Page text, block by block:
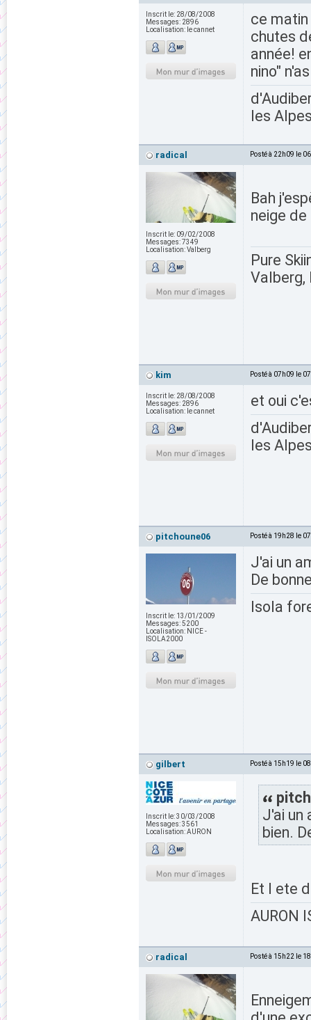
Inscrit le: 28/08/2008
Messages: 2896
Localisation: le cannet
ce
chutes
année!
nino"
les
radical Posté à 22h09 le
Inscrit le: 09/02/2008
Messages:7349
Localisation:Valberg
Bah
neige
Pure
Valberg,
kim Posté à 07h09 le
Inscrit le: 28/08/2008
Messages: 2896
Localisation: le cannet
et oui
les
pitchoune06 Posté à 19h28 le
Inscrit le: 13/01/2009
Messages:5200
Localisation: NICE -
ISOLA2000
J'ai un
De
Isola
gilbert Posté à 15h19 le
Inscrit le:30/03/2008
Messages:3561
Localisation:AURON
J'ai un
bien.
Et l ete
AURON
radical Posté à 15h22 le